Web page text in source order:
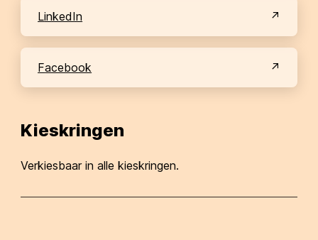
LinkedIn
Facebook
Kieskringen
Verkiesbaar in alle kieskringen.